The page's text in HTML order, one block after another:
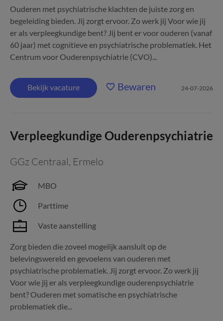
Ouderen met psychiatrische klachten de juiste zorg en
begeleiding bieden. Jij zorgt ervoor. Zo werk jij Voor wie jij
er als verpleegkundige bent? Jij bent er voor ouderen (vanaf
60 jaar) met cognitieve en psychiatrische problematiek. Het
Centrum voor Ouderenpsychiatrie (CVO)...
Bekijk vacature Bewaren 24-07-2026
Verpleegkundige Ouderenpsychiatrie
GGz Centraal, Ermelo
MBO
Parttime
Vaste aanstelling
Zorg bieden die zoveel mogelijk aansluit op de
belevingswereld en gevoelens van ouderen met
psychiatrische problematiek. Jij zorgt ervoor. Zo werk jij
Voor wie jij er als verpleegkundige ouderenpsychiatrie
bent? Ouderen met somatische en psychiatrische
problematiek die...